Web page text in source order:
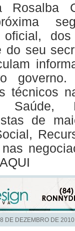
Rosalba
do seu
governo.
técnicos
Saúde,
de
AQUI
DE DEZEMBRO DE 2010